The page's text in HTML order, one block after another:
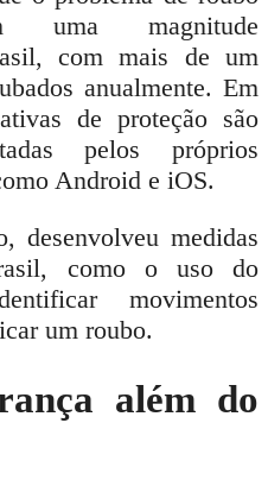
uma magnitude
com mais de um
anualmente. Em
de proteção são
pelos próprios
Android e iOS.
desenvolveu medidas
como o uso do
movimentos
um roubo.
além do